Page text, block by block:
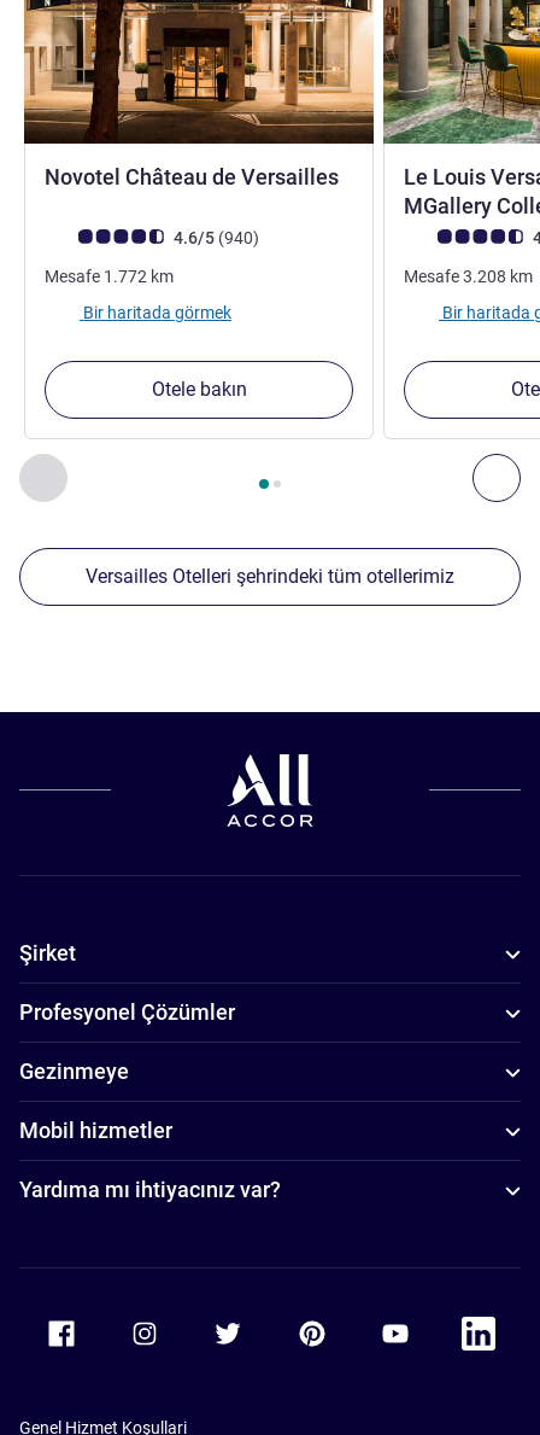
Önceki - Yakınlardaki diğer tesislerimiz
Sayfa , Yakınlardaki diğer tesislerimiz 1 :, Yakınlardaki
Novotel Château de Versailles4 yıldız
Avis müşterileri puanı (ALL Puanlama)
4.6/5 (940görüş
)
Mesafe 1.772 km
Bir haritada görmek
Otele bakın
Le Louis
MGallery
Avis müşterileri
Mesafe3.208 km
Bir haritada
Versailles Otelleri şehrindeki tüm otellerimiz
Şirket
Profesyonel Çözümler
Gezinmeye
Mobil hizmetler
Yardıma mı ihtiyacınız var?
Accor Youtube
Accor
Genel Hizmet Koşullari